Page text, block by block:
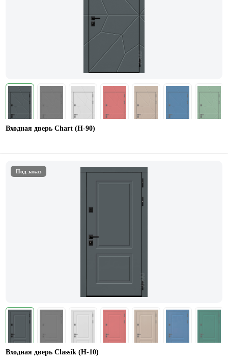
Входная дверь Chart (Н-90)
Под заказ
Входная дверь Classik (Н-10)